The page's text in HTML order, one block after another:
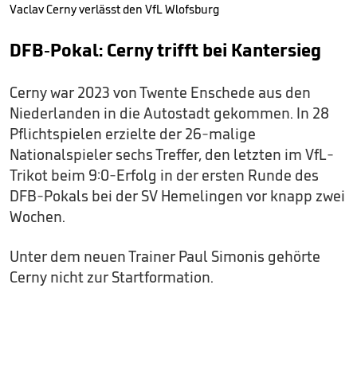
Vaclav Cerny verlässt den VfL Wlofsburg
DFB-Pokal: Cerny trifft bei Kantersieg
Cerny war 2023 von Twente Enschede aus den
Niederlanden in die Autostadt gekommen. In 28
Pflichtspielen erzielte der 26-malige
Nationalspieler sechs Treffer, den letzten im VfL-
Trikot beim 9:0-Erfolg in der ersten Runde des
DFB-Pokals bei der SV Hemelingen vor knapp zwei
Wochen.
Unter dem neuen Trainer Paul Simonis gehörte
Cerny nicht zur Startformation.